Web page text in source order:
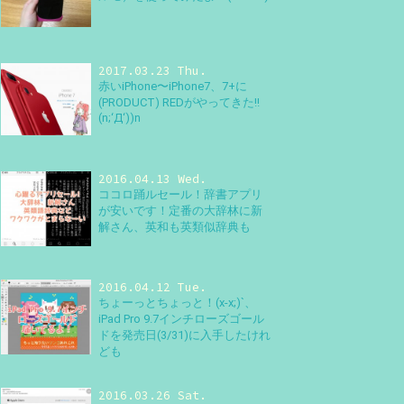
2017.03.23 Thu.
赤いiPhone〜iPhone7、7+に
(PRODUCT) REDがやってきた!!
(n;‘Д‘))n
2016.04.13 Wed.
ココロ踊ルセール！辞書アプリ
が安いです！定番の大辞林に新
解さん、英和も英類似辞典も
2016.04.12 Tue.
ちょーっとちょっと！(x-x;)`、
iPad Pro 9.7インチローズゴール
ドを発売日(3/31)に入手したけれ
ども
2016.03.26 Sat.